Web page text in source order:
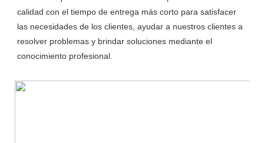
calidad con el tiempo de entrega más corto para satisfacer
las necesidades de los clientes, ayudar a nuestros clientes a
resolver problemas y brindar soluciones mediante el